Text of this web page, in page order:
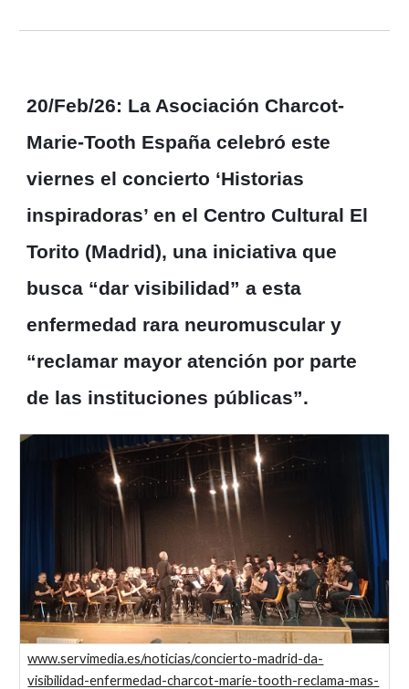
20/Feb/26: La Asociación Charcot-
Marie-Tooth España celebró este
viernes el concierto ‘Historias
inspiradoras’ en el Centro Cultural El
Torito (Madrid), una iniciativa que
busca “dar visibilidad” a esta
enfermedad rara neuromuscular y
“reclamar mayor atención por parte
de las instituciones públicas”.
www.servimedia.es/noticias/concierto-madrid-da-
visibilidad-enfermedad-charcot-marie-tooth-reclama-mas-